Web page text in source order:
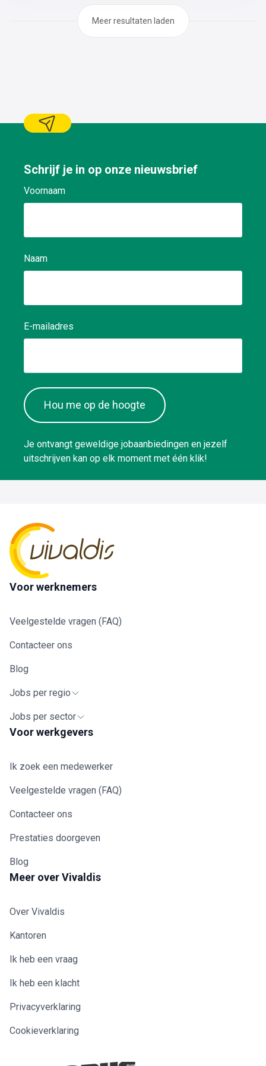
Meer resultaten laden
Schrijf je in op onze nieuwsbrief
Voornaam
Naam
E-mailadres
Hou me op de hoogte
Je ontvangt geweldige jobaanbiedingen en jezelf
uitschrijven kan op elk moment met één klik!
Voor werknemers
Veelgestelde vragen (FAQ)
Contacteer ons
Blog
Jobs per regio
Jobs per sector
Voor werkgevers
Ik zoek een medewerker
Veelgestelde vragen (FAQ)
Contacteer ons
Prestaties doorgeven
Blog
Meer over Vivaldis
Over Vivaldis
Kantoren
Ik heb een vraag
Ik heb een klacht
Privacyverklaring
Cookieverklaring